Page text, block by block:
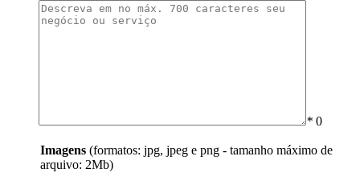
* 0
Imagens (formatos: jpg, jpeg e png - tamanho máximo de
arquivo: 2Mb)